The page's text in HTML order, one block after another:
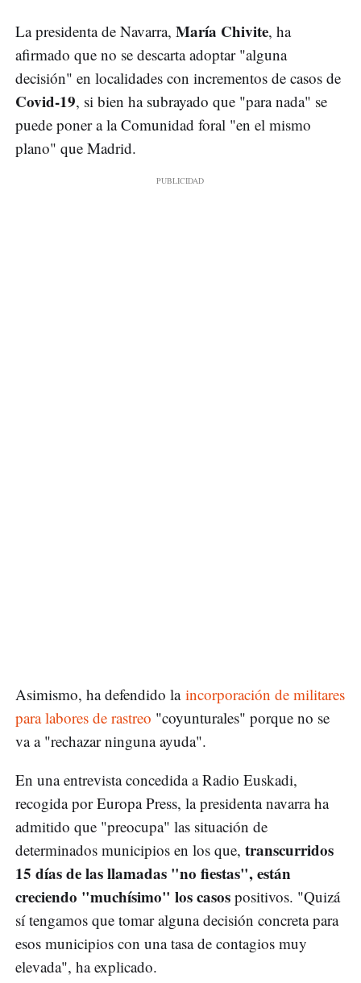
La presidenta de Navarra, María Chivite, ha
afirmado que no se descarta adoptar "alguna
decisión" en localidades con incrementos de casos de
Covid-19, si bien ha subrayado que "para nada" se
puede poner a la Comunidad foral "en el mismo
plano" que Madrid.
Asimismo, ha defendido la incorporación de militares
para labores de rastreo "coyunturales" porque no se
va a "rechazar ninguna ayuda".
En una entrevista concedida a Radio Euskadi,
recogida por Europa Press, la presidenta navarra ha
admitido que "preocupa" las situación de
determinados municipios en los que, transcurridos
15 días de las llamadas "no fiestas", están
creciendo "muchísimo" los casos positivos. "Quizá
sí tengamos que tomar alguna decisión concreta para
esos municipios con una tasa de contagios muy
elevada", ha explicado.